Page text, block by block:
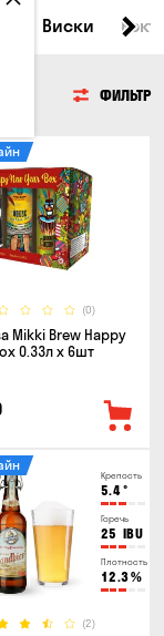
Виски
ФИЛЬТР
(0)
Mikki Brew Happy
0.33л x 6шт
Крепость
5.4°
Горечь
25 IBU
Плотность
12.3%
(2)